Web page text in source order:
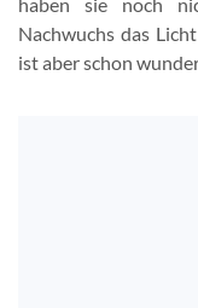
Nachwuchs das
ist aber schon